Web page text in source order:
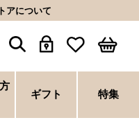
アについて
ギフト 特集